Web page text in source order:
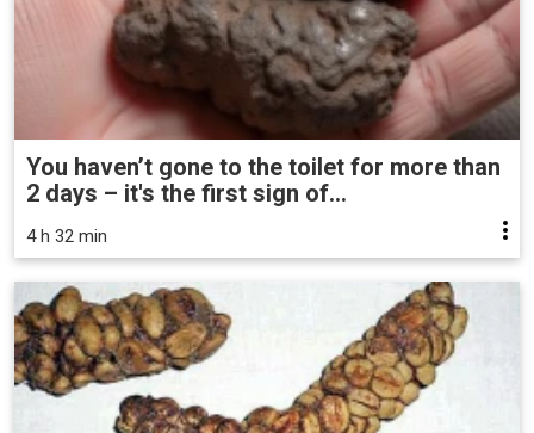
You haven’t gone to the toilet for more than
2 days – it's the first sign of...
4 h 32 min